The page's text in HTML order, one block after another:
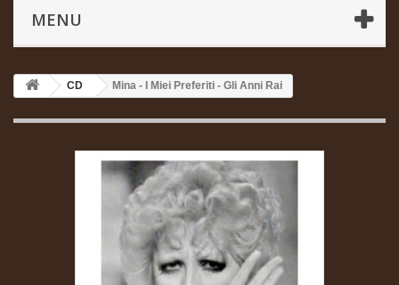
MENU
CD Mina - I Miei Preferiti - Gli Anni Rai